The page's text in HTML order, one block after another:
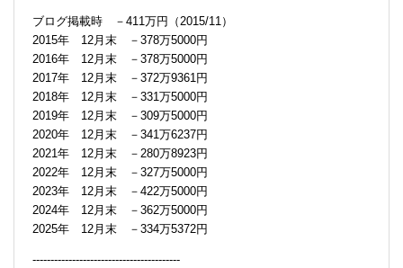
ブログ掲載時 －411万円（2015/11）
2015年 12月末 －378万5000円
2016年 12月末 －378万5000円
2017年 12月末 －372万9361円
2018年 12月末 －331万5000円
2019年 12月末 －309万5000円
2020年 12月末 －341万6237円
2021年 12月末 －280万8923円
2022年 12月末 －327万5000円
2023年 12月末 －422万5000円
2024年 12月末 －362万5000円
2025年 12月末 －334万5372円
-----------------------------------------